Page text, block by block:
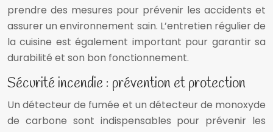
prendre des mesures pour prévenir les accidents et
assurer un environnement sain. L’entretien régulier de
la cuisine est également important pour garantir sa
durabilité et son bon fonctionnement.
Sécurité incendie : prévention et protection
Un détecteur de fumée et un détecteur de monoxyde
de carbone sont indispensables pour prévenir les